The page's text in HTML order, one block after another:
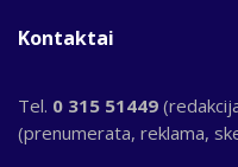
Kontaktai
Tel. 0 315 51449
(prenumerata, reklama,